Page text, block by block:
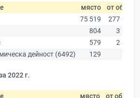
място от общо
75 519
277 019
804
3 206
579
2 409
дейност (6492)
129 725
2022 г.
място от общо